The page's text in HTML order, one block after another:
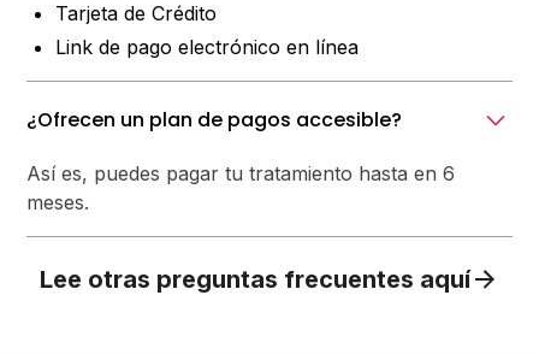
Tarjeta de Crédito
Link de pago electrónico en línea
¿Ofrecen un plan de pagos accesible?
Así es, puedes pagar tu tratamiento hasta en 6
meses.
Lee otras preguntas frecuentes aquí